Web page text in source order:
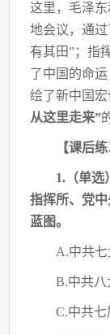
这里，毛泽
地会议，通
有其田”；指
了中国的命运
绘了新中国
从这里走来”
【课后练
1.（单选
指挥所、党
蓝图。
A.中共七
B.中共八
C.中共